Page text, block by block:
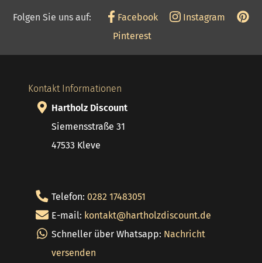
Folgen Sie uns auf: Facebook
Instagram
Pinterest
Kontakt Informationen
Hartholz Discount
Siemensstraße 31
47533 Kleve
Telefon: 0282 17483051
E-mail: kontakt@hartholzdiscount.de
Schneller über Whatsapp: Nachricht
versenden